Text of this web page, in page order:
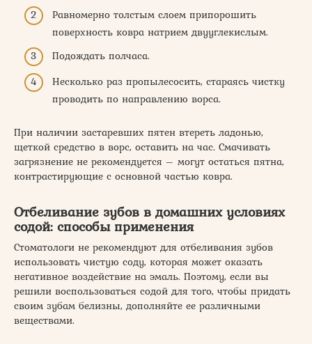
Равномерно толстым слоем припорошить
поверхность ковра натрием двууглекислым.
Подождать полчаса.
Несколько раз пропылесосить, стараясь чистку
проводить по направлению ворса.
При наличии застаревших пятен втереть ладонью,
щеткой средство в ворс, оставить на час. Смачивать
загрязнение не рекомендуется – могут остаться пятна,
контрастирующие с основной частью ковра.
Отбеливание зубов в домашних условиях
содой: способы применения
Стоматологи не рекомендуют для отбеливания зубов
использовать чистую соду, которая может оказать
негативное воздействие на эмаль. Поэтому, если вы
решили воспользоваться содой для того, чтобы придать
своим зубам белизны, дополняйте ее различными
веществами.